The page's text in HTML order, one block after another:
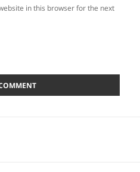
in this browser for the next